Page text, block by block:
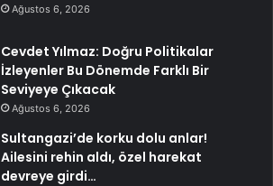
Ağustos 6, 2026
Cevdet Yılmaz: Doğru Politikalar
İzleyenler Bu Dönemde Farklı Bir
Seviyeye Çıkacak
Ağustos 6, 2026
Sultangazi’de korku dolu anlar!
Ailesini rehin aldı, özel harekat
devreye girdi…